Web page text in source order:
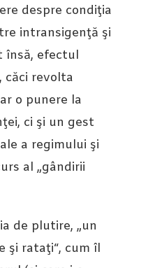
despre condiţia
intransigenţă şi
însă, efectul
căci revolta
o punere la
ci şi un gest
a regimului şi
al „gândirii
de plutire, „un
şi rataţi“, cum îl